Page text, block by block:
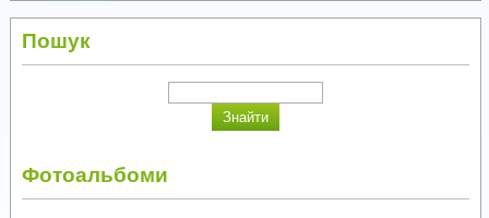
Пошук
Фотоальбоми